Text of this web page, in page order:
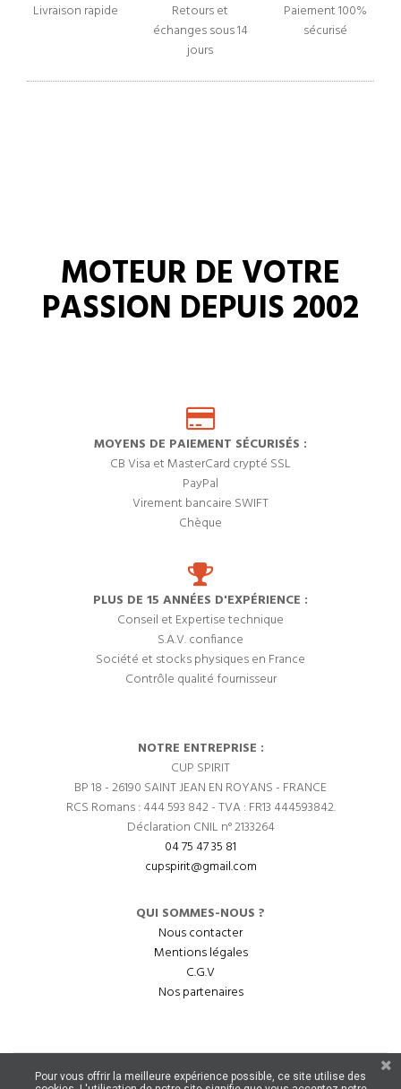
Livraison rapide
Retours et
échanges sous 14
jours
Paiement 100%
sécurisé
MOTEUR DE VOTRE
PASSION DEPUIS 2002
MOYENS DE PAIEMENT SÉCURISÉS :
CB Visa et MasterCard crypté SSL
PayPal
Virement bancaire SWIFT
Chèque
PLUS DE 15 ANNÉES D'EXPÉRIENCE :
Conseil et Expertise technique
S.A.V. confiance
Société et stocks physiques en France
Contrôle qualité fournisseur
NOTRE ENTREPRISE :
CUP SPIRIT
BP 18 - 26190 SAINT JEAN EN ROYANS - FRANCE
RCS Romans : 444 593 842 - TVA : FR13 444593842.
Déclaration CNIL n° 2133264
04 75 47 35 81
cupspirit@gmail.com
QUI SOMMES-NOUS ?
Nous contacter
Mentions légales
C.G.V
Nos partenaires
Pour vous offrir la meilleure expérience possible, ce site utilise des